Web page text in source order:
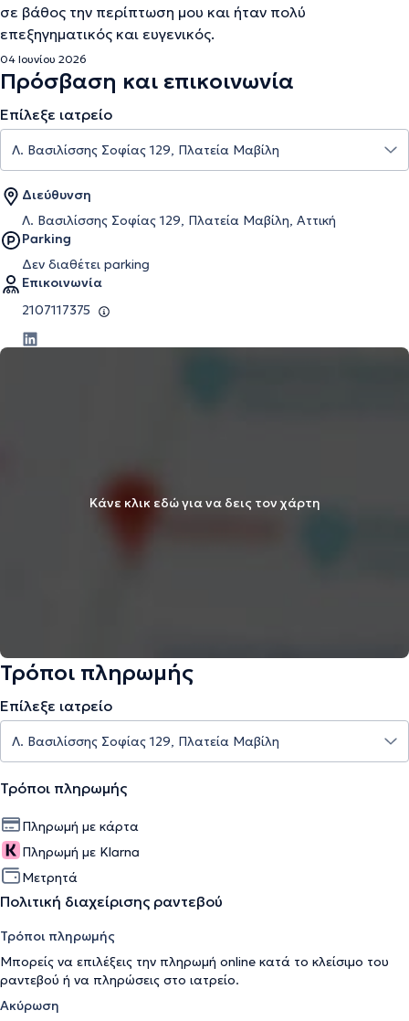
σε βάθος την περίπτωση μου και ήταν πολύ
επεξηγηματικός και ευγενικός.
04 Ιουνίου 2026
Πρόσβαση και επικοινωνία
Επίλεξε ιατρείο
Διεύθυνση
Λ. Βασιλίσσης Σοφίας 129, Πλατεία Μαβίλη, Αττική
Parking
Δεν διαθέτει parking
Επικοινωνία
2107117375
Κάνε κλικ εδώ για να δεις τον χάρτη
Τρόποι πληρωμής
Επίλεξε ιατρείο
Τρόποι πληρωμής
Πληρωμή με κάρτα
Πληρωμή με Klarna
Μετρητά
Πολιτική διαχείρισης ραντεβού
Τρόποι πληρωμής
Μπορείς να επιλέξεις την πληρωμή online κατά το κλείσιμο του
ραντεβού ή να πληρώσεις στο ιατρείο.
Ακύρωση